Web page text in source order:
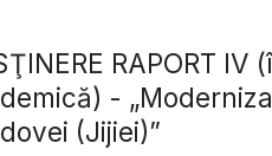
RAPORT
-
(Jijiei)”